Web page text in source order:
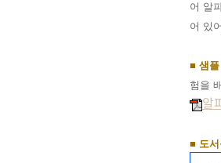
어 알
어 있
■ 샘
험을
알
■ 도